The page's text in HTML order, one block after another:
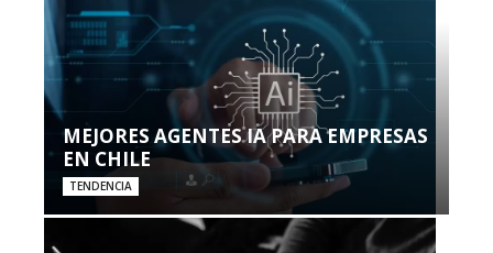
MEJORES AGENTES IA PARA EMPRESAS
EN CHILE
TENDENCIA